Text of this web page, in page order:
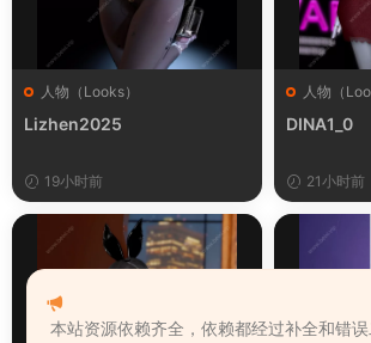
人物（Looks）
Lizhen2025
19小时前
人物（
DINA1_0
21小时前
本站资源依赖齐全，依赖都经过补全和错